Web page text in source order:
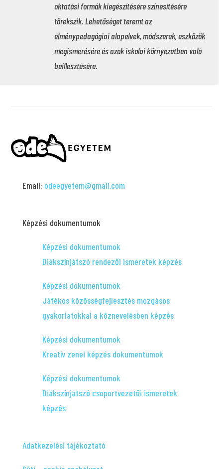
oktatási formák kiegészítésére színesítésére
törekszik. Lehetőséget teremt az
élménypedagógiai alapelvek, módszerek, eszközök
megismerésére és azok iskolai környezetben való
beillesztésére.
Email: odeegyetem@gmail.com
Képzési dokumentumok
Képzési dokumentumok
Diákszínjátszó rendezői ismeretek képzés
Képzési dokumentumok
Játékos közösségfejlesztés mozgásos
gyakorlatokkal a köznevelésben képzés
Képzési dokumentumok
Kreatív zenei képzés dokumentumok
Képzési dokumentumok
Diákszínjátszó csoportvezetői ismeretek
képzés
Adatkezelési tájékoztató